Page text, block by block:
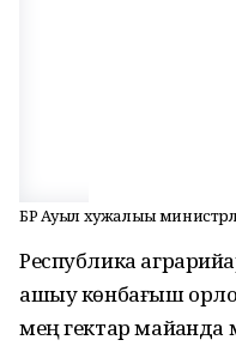
БР Ауыл хужалығы
Республика
ашыу көнбағыш
мең гектар